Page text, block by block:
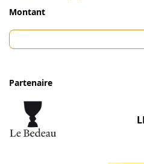
Montant
Partenaire